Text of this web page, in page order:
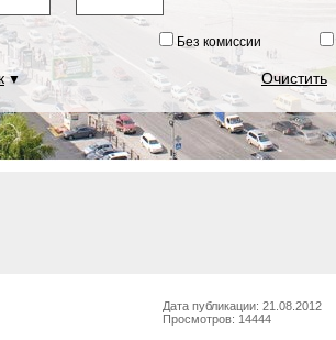
Без комиссии
▼ Очистить
Дата публикации: 21.08.2012
Просмотров: 14444